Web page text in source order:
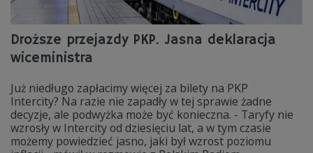
Droższe przejazdy PKP. Jasna deklaracja
wiceministra
Już niedługo zapłacimy więcej za bilety na PKP
Intercity? Na razie nie zapadły w tej sprawie żadne
decyzje, ale podwyżka może być konieczna. - Taryfy nie
wzrosły w Intercity od dziesięciu lat, a w tym czasie
możemy powiedzieć jasno, jaki był wzrost poziomu